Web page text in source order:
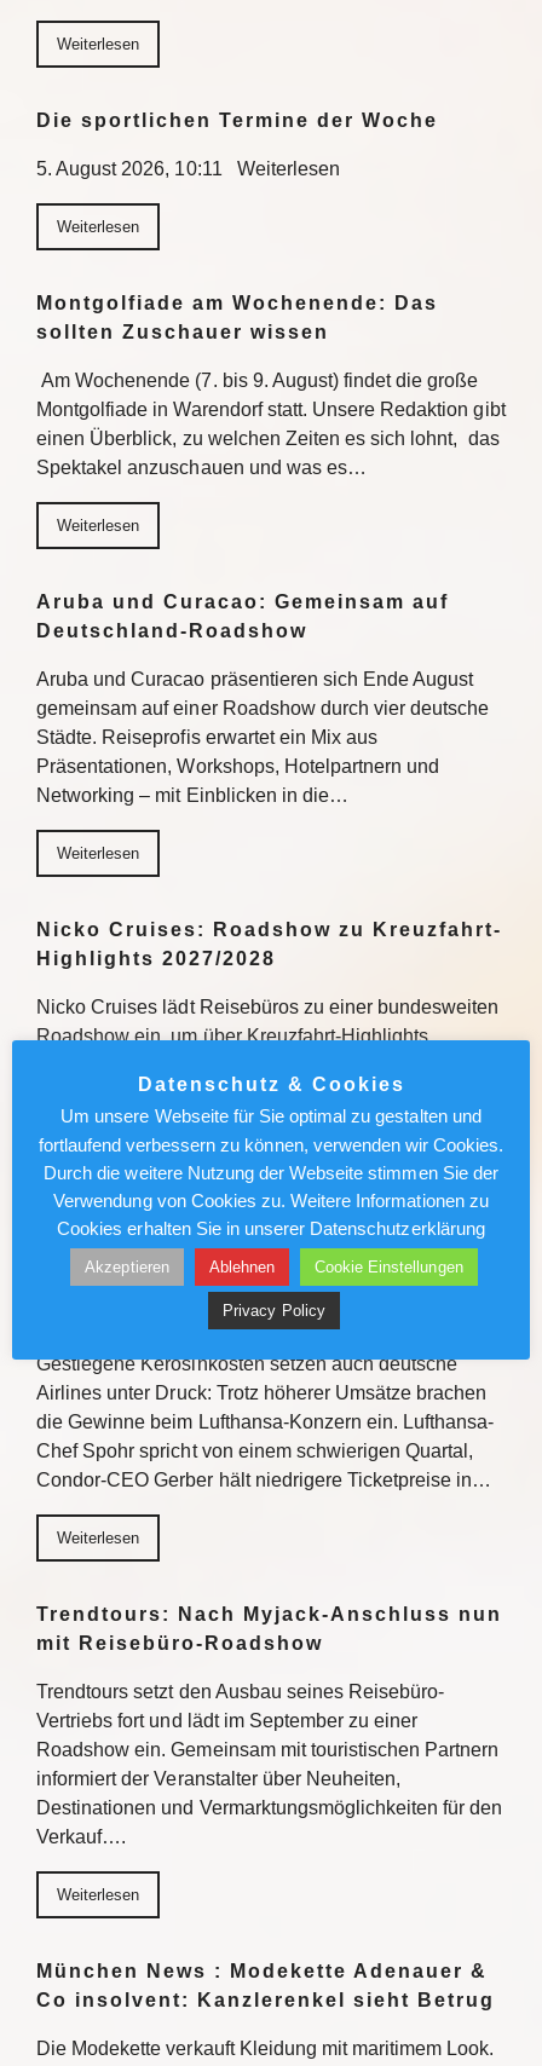
Weiterlesen
Die sportlichen Termine der Woche
5. August 2026, 10:11 Weiterlesen
Weiterlesen
Montgolfiade am Wochenende: Das
sollten Zuschauer wissen
Am Wochenende (7. bis 9. August) findet die große
Montgolfiade in Warendorf statt. Unsere Redaktion gibt
einen Überblick, zu welchen Zeiten es sich lohnt, das
Spektakel anzuschauen und was es…
Weiterlesen
Aruba und Curacao: Gemeinsam auf
Deutschland-Roadshow
Aruba und Curacao präsentieren sich Ende August
gemeinsam auf einer Roadshow durch vier deutsche
Städte. Reiseprofis erwartet ein Mix aus
Präsentationen, Workshops, Hotelpartnern und
Networking – mit Einblicken in die…
Weiterlesen
Nicko Cruises: Roadshow zu Kreuzfahrt-
Highlights 2027/2028
Nicko Cruises lädt Reisebüros zu einer bundesweiten
Roadshow ein, um über Kreuzfahrt-Highlights
Verkaufstipps, direktem Austausch und
Gewinnchancen bietet die Veranstaltungsreihe
Einblicke zu den Fluss- und…
Weiterlesen
Lufthansa/Condor: Kerosinkosten
drücken den Gewinn
Gestiegene Kerosinkosten setzen auch deutsche
Airlines unter Druck: Trotz höherer Umsätze brachen
die Gewinne beim Lufthansa-Konzern ein. Lufthansa-
Chef Spohr spricht von einem schwierigen Quartal,
Condor-CEO Gerber hält niedrigere Ticketpreise in…
Weiterlesen
Trendtours: Nach Myjack-Anschluss nun
mit Reisebüro-Roadshow
Trendtours setzt den Ausbau seines Reisebüro-
Vertriebs fort und lädt im September zu einer
Roadshow ein. Gemeinsam mit touristischen Partnern
informiert der Veranstalter über Neuheiten,
Destinationen und Vermarktungsmöglichkeiten für den
Verkauf….
Weiterlesen
München News : Modekette Adenauer &
Co insolvent: Kanzlerenkel sieht Betrug
Die Modekette verkauft Kleidung mit maritimem Look.
Datenschutz & Cookies
Um unsere Webseite für Sie optimal zu gestalten und
fortlaufend verbessern zu können, verwenden wir Cookies.
Durch die weitere Nutzung der Webseite stimmen Sie der
Verwendung von Cookies zu. Weitere Informationen zu
Cookies erhalten Sie in unserer Datenschutzerklärung
Akzeptieren Ablehnen Cookie Einstellungen
Privacy Policy